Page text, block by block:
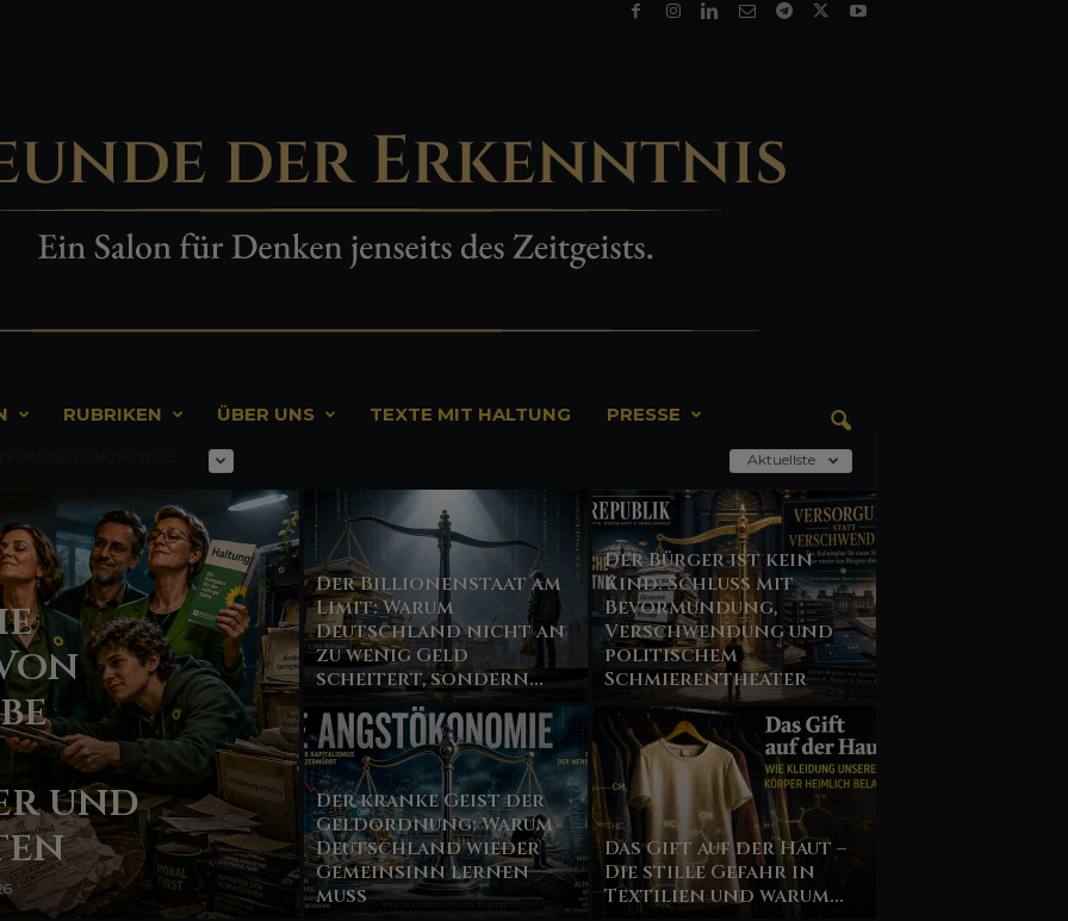
RUBRIKEN ÜBER UNS TEXTE MIT HALTUNG PRESSE
Aktuellste
und
Der Billionenstaat am
Limit: Warum
Deutschland nicht an
zu wenig Geld
scheitert, sondern...
Der Bürger ist kein
Kind: Schluss mit
Bevormundung,
Verschwendung und
politischem
Schmierentheater
Der kranke Geist der
Geldordnung: Warum
Deutschland wieder
Gemeinsinn lernen
muss
Das Gift auf der Haut –
Die stille Gefahr in
Textilien und warum...